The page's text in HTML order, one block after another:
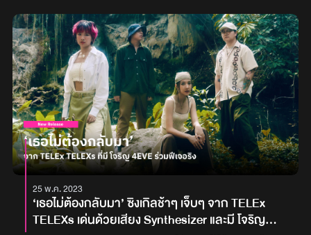
เห็นผมในอีกเวอร์ชันครับ”ติดตามผลงานแรกของ FOURTH กับเพลง
เปิดตัวในฐานะศิลปิน RISER MUSIC ในมิวสิควีดีโอเพลง ‘เทคะแนน
(CANDIDATE)’ ได้แล้ววันนี้ ทาง YouTube : RISER MUSIC และทุก
ช่องทาง Music Streaming หรือขอเพลงนี้ได้ทาง EFM94ภาพ :
RISER MUSIC
ชัดเจนยิ่งกว่าเดิมเพลง ทัก (FIRST SIGHT) ถ่ายทอดความรู้สึกของ
คนที่ตกหลุมรักตั้งแต่แรกเห็น แต่ไม่รู้จะเริ่มทักยังไงดี ผ่านสไตล์ T-POP
ผสม HIPHOP ที่โชว์ความ swag เท่ ๆ ของทั้งห้าหนุ่มอย่างเต็มที่ เพลง
นี้ได้ แกงส้ม-ธนทัต ชัยอรรถ มารับหน้าที่โปรดิวเซอร์ พร้อมได้ 2
สมาชิกของวงอย่าง ตุ้ย และ ฮง มาร่วมแต่งท่อนแร็ปด้วยตัวเอง เพื่อเติม
ความเป็น LYKN เข้าไปในทุกอณูของเพลงนอกจากการมีส่วนร่วมในการ
แต่งเพลงแล้ว สมาชิกทุกคนยังได้ร่วมแชร์ไอเดียในการทำงานในพาร์ต
ต่าง ๆ ทั้งโปรดักชันและทิศทางดนตรี โดยพวกเขาเผยว่าอยากให้แฟน ๆ
ได้เห็นการเติบโตทั้งในแง่ของดนตรี คาแรกเตอร์ และเพอร์ฟอร์แมนซ์ที่
พัฒนาขึ้นแบบก้าวกระโดดจากผลงานก่อนหน้าหนึ่งความพิเศษของ
เพลงนี้คือการใส่คำทักทายในหลายภาษา เพื่อสื่อถึงความตั้งใจของ
LYKN ที่อยากทักทายแฟน ๆ ทั้งชาวไทยและอินเตอร์แฟนทั่วโลก อีกทั้ง
ในมิวสิกวิดีโอยังได้ ฟิล์ม-รชานันท์ มหาวรรณ์ นักแสดงสาวสวยมาก
เสน่ห์มาร่วมถ่ายทอดความรู้สึกของ love at first sight ได้อย่าง
สมบูรณ์แบบ ซึ่งหนุ่ม ๆ ต่างยกนิ้วให้กับความเป็นมืออาชีพและเคมีที่เข้า
25 พ.ค. 2023
‘เธอไม่ต้องกลับมา’ ซิงเกิลช้าๆ เจ็บๆ จาก TELEx
TELEXs เด่นด้วยเสียง Synthesizer และมี โจริญ